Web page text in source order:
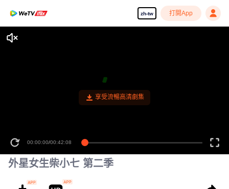
zh-tw 打開App
享受流暢高清劇集
00:00:00/00:42:08
外星女生柴小七 第二季